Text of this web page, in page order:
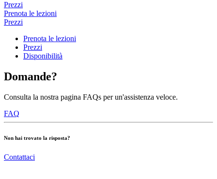
Prezzi
Prenota le lezioni
Prezzi
Prenota le lezioni
Prezzi
Disponibilità
Domande?
Consulta la nostra pagina FAQs per un'assistenza veloce.
FAQ
Non hai trovato la risposta?
Contattaci